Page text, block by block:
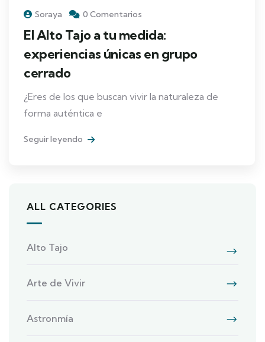
Soraya 0 Comentarios
El Alto Tajo a tu medida:
experiencias únicas en grupo
cerrado
¿Eres de los que buscan vivir la naturaleza de
forma auténtica e
Seguir leyendo
ALL CATEGORIES
Alto Tajo
Arte de Vivir
Astronmía